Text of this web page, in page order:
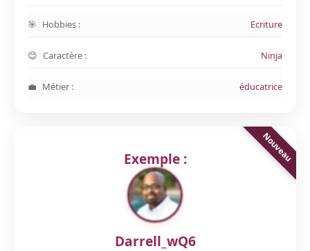
Hobbies : Ecriture
Caractère : Ninja
Métier : éducatrice
Exemple :
Darrell_wQ6